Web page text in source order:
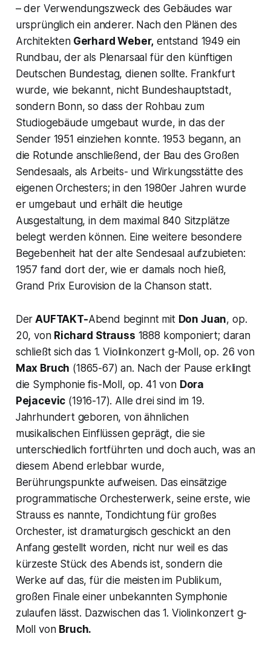
– der Verwendungszweck des Gebäudes war
ursprünglich ein anderer. Nach den Plänen des
ArchitektenGerhard Weber, entstand 1949 ein
Rundbau, der als Plenarsaal für den künftigen
Deutschen Bundestag, dienen sollte. Frankfurt
wurde, wie bekannt, nicht Bundeshauptstadt,
sondern Bonn, so dass der Rohbau zum
Studiogebäude umgebaut wurde, in das der
Sender 1951 einziehen konnte. 1953 begann, an
die Rotunde anschließend, der Bau des Großen
Sendesaals, als Arbeits- und Wirkungsstätte des
eigenen Orchesters; in den 1980er Jahren wurde
er umgebaut und erhält die heutige
Ausgestaltung, in dem maximal 840 Sitzplätze
belegt werden können. Eine weitere besondere
Begebenheit hat der alte Sendesaal aufzubieten:
1957 fand dort der, wie er damals noch hieß,
Grand Prix Eurovision de la Chansonstatt.
Der AUFTAKT-Abend beginnt mit Don Juan, op.
20, von Richard Strauss 1888 komponiert; daran
schließt sich das 1. Violinkonzert g-Moll, op. 26 von
Max Bruch (1865-67) an. Nach der Pause erklingt
die Symphonie fis-Moll, op. 41 von Dora
Pejacevic (1916-17). Alle drei sind im 19.
Jahrhundert geboren, von ähnlichen
musikalischen Einflüssen geprägt, die sie
unterschiedlich fortführten und doch auch, was an
diesem Abend erlebbar wurde,
Berührungspunkte aufweisen. Das einsätzige
programmatische Orchesterwerk, seine erste, wie
Strauss es nannte, Tondichtung für großes
Orchester, ist dramaturgisch geschickt an den
Anfang gestellt worden, nicht nur weil es das
kürzeste Stück des Abends ist, sondern die
Werke auf das, für die meisten im Publikum,
großen Finale einer unbekannten Symphonie
zulaufen lässt. Dazwischen das1. Violinkonzert g-
Moll
von Bruch.